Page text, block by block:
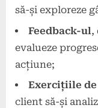
să-și exploreze
Feedback-ul,
evalueze
acțiune;
Exercițiile
client să-și